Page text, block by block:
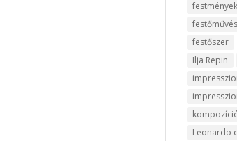
festőszer
Ilja Repin
Leonardo